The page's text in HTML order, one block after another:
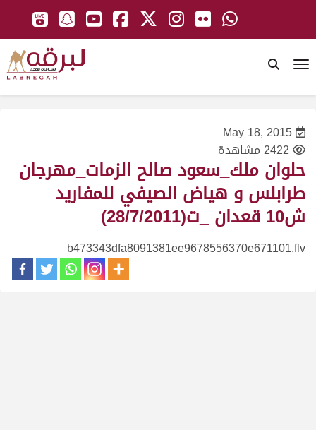
May 18, 2015
2422 مشاهدة
حلوان ملك_سعود صالح الزمات_مهرجان
طرابلس و هياض الصيفي للمفاريد
ش10 قعدان _ت(28/7/2011)
b473343dfa8091381ee9678556370e671101.flv